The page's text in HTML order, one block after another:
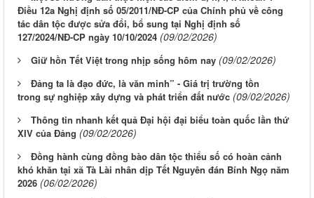
Điều 12a Nghị định số 05/2011/NĐ-CP của Chính phủ về công
tác dân tộc được sửa đổi, bổ sung tại Nghị định số
127/2024/NĐ-CP ngày 10/10/2024 (09/02/2026)
Giữ hồn Tết Việt trong nhịp sống hôm nay (09/02/2026)
Đảng ta là đạo đức, là văn minh” - Giá trị trường tồn
trong sự nghiệp xây dựng và phát triển đất nước (09/02/2026)
Thông tin nhanh kết quả Đại hội đại biểu toàn quốc lần thứ
XIV của Đảng (09/02/2026)
Đồng hành cùng đồng bào dân tộc thiểu số có hoàn cảnh
khó khăn tại xã Tà Lài nhân dịp Tết Nguyên đán Bính Ngọ năm
2026 (06/02/2026)